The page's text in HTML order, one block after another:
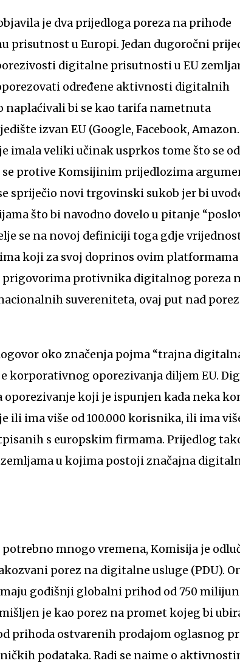
je dva prijedloga poreza na prihode
u Europi. Jedan dugoročni
digitalne prisutnosti u EU
određene aktivnosti digitalnih
naplaćivali bi se kao tarifa nametnuta
izvan EU (Google, Facebook,
imala veliki učinak usprkos tome što se
protive Komsijinim prijedlozima
spriječio novi trgovinski sukob jer bi
što bi navodno dovelo u pitanje
se na novoj definiciji toga gdje
koji za svoj doprinos ovim platformama
protivnika digitalnog poreza
suvereniteta, ovaj put nad
oko značenja pojma “trajna
korporativnog oporezivanja diljem EU.
koji je ispunjen kada neka
ili ima više od 100.000 korisnika, ili ima
s europskim firmama. Prijedlog
u kojima postoji značajna
mnogo vremena, Komisija je
porez na digitalne usluge (PDU).
godišnji globalni prihod od 750
je kao porez na promet kojeg bi
prihoda ostvarenih prodajom oglasnog
podataka. Radi se naime o